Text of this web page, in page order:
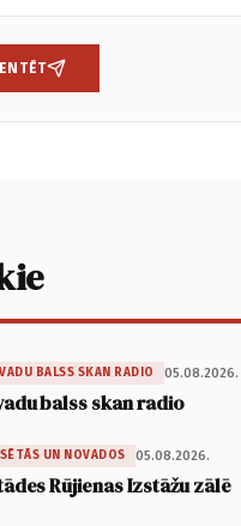
BALSS SKAN RADIO 05.08.2026.
balss skan radio
UN NOVADOS 05.08.2026.
Rūjienas Izstāžu zālē